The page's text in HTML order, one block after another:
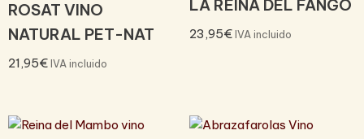
ROSAT VINO
NATURAL PET-NAT
21,95€IVA incluido
LA REINA DEL FANGO
23,95€ IVA incluido